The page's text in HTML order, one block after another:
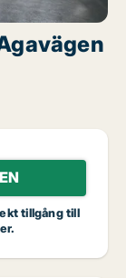
tillgång till